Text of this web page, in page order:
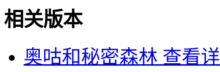
相关版本
奥咕和秘密森林 查看